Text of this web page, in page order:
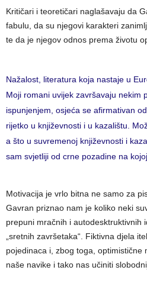
Kritičari i teoretičari naglašavaju da
fabulu, da su njegovi karakteri
te da je njegov odnos prema životu
Nažalost, literatura koja nastaje u
Moji romani uvijek završavaju nekim
ispunjenjem, osjeća se afirmativan
rijetko u književnosti i u kazalištu.
a što u suvremenoj književnosti i
sam svjetliji od crne pozadine na
Motivacija je vrlo bitna ne samo za
Gavran priznao nam je koliko neki
prepuni mračnih i autodesktruktivnih
„sretnih završetaka“. Fiktivna djela
pojedinaca i, zbog toga, optimistične
naše navike i tako nas učiniti